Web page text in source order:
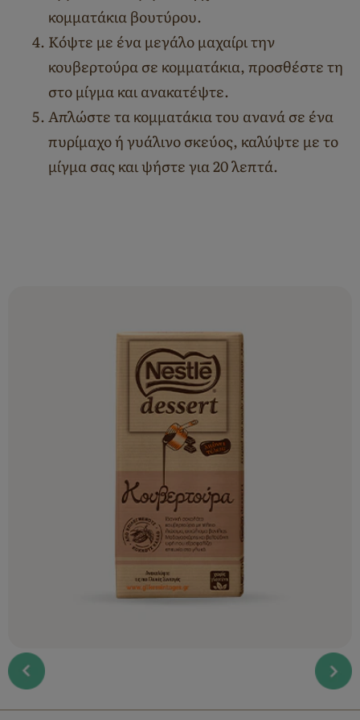
κομματάκια βουτύρου.
Κόψτε με ένα μεγάλο μαχαίρι την
κουβερτούρα σε κομματάκια, προσθέστε τη
στο μίγμα και ανακατέψτε.
Απλώστε τα κομματάκια του ανανά σε ένα
πυρίμαχο ή γυάλινο σκεύος, καλύψτε με το
μίγμα σας και ψήστε για 20 λεπτά.